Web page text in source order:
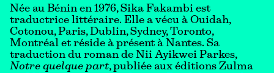
Née au Bénin en 1976, Sika Fakambi est
traductrice littéraire. Elle a vécu à Ouidah,
Cotonou, Paris, Dublin, Sydney, Toronto,
Montréal et réside à présent à Nantes. Sa
traduction du roman de Nii Ayikwei Parkes,
Notre quelque part, publiée aux éditions Zulma